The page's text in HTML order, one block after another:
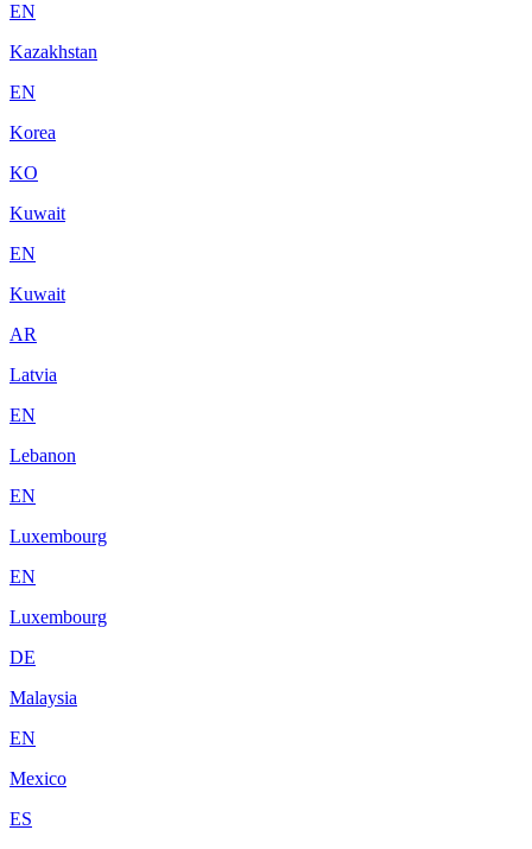
EN
Kazakhstan
EN
Korea
KO
Kuwait
EN
Kuwait
AR
Latvia
EN
Lebanon
EN
Luxembourg
EN
Luxembourg
DE
Malaysia
EN
Mexico
ES